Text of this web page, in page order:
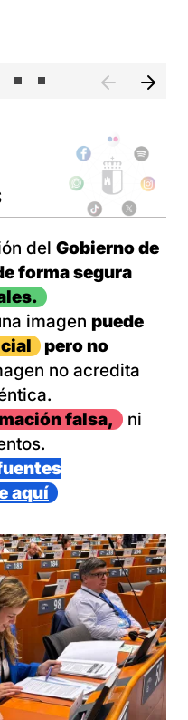
del Gobierno de
forma segura
imagen puede
pero no
no acredita
falsa,
ni
aquí